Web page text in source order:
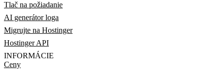
Tlač na požiadanie
AI generátor loga
Migrujte na Hostinger
Hostinger API
INFORMÁCIE
Ceny